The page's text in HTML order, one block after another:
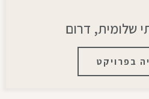
שלומית, דרום
בפרויקט